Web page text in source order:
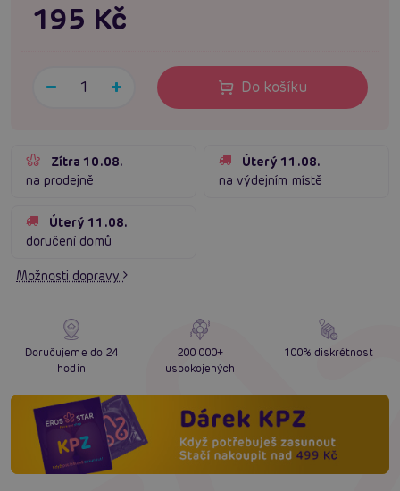
195 Kč
Do košíku
Zítra 10.08.
na prodejně
Úterý 11.08.
na výdejním místě
Úterý 11.08.
doručení domů
Možnosti dopravy
Doručujeme do 24
hodin
200 000+
uspokojených
100% diskrétnost